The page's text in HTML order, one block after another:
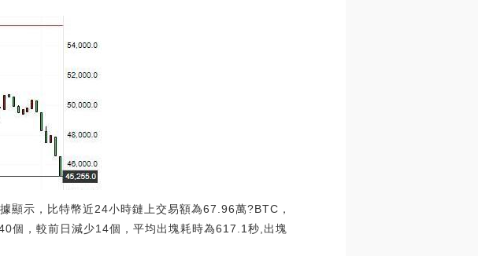
示，比特幣近24小時鏈上交易額為67.96萬?BTC，
個，較前日減少14個，平均出塊耗時為617.1秒,出塊